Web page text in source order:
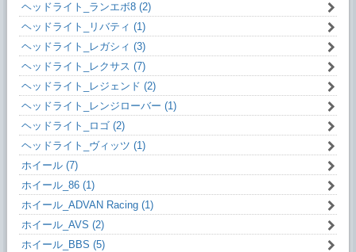
ヘッドライト_ランエボ8 (2)
ヘッドライト_リバティ (1)
ヘッドライト_レガシィ (3)
ヘッドライト_レクサス (7)
ヘッドライト_レジェンド (2)
ヘッドライト_レンジローバー (1)
ヘッドライト_ロゴ (2)
ヘッドライト_ヴィッツ (1)
ホイール (7)
ホイール_86 (1)
ホイール_ADVAN Racing (1)
ホイール_AVS (2)
ホイール_BBS (5)